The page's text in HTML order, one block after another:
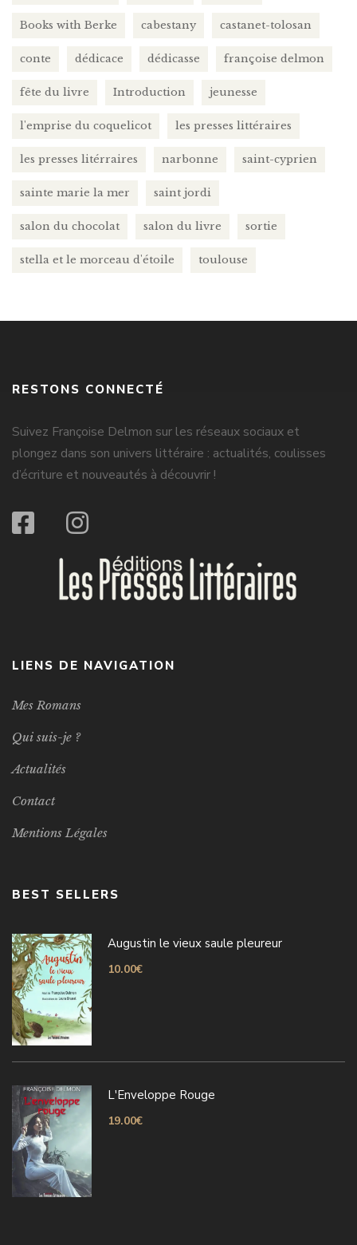
Books with Berke cabestany castanet-tolosan
conte dédicace dédicasse françoise delmon
fête du livre Introduction jeunesse
l'emprise du coquelicot les presses littéraires
les presses litérraires narbonne saint-cyprien
sainte marie la mer saint jordi
salon du chocolat salon du livre sortie
stella et le morceau d'étoile toulouse
RESTONS CONNECTÉ
Suivez Françoise Delmon sur les réseaux sociaux et
plongez dans son univers littéraire : actualités, coulisses
d’écriture et nouveautés à découvrir !
LIENS DE NAVIGATION
Mes Romans
Qui suis-je ?
Actualités
Contact
Mentions Légales
BEST SELLERS
Augustin le vieux saule pleureur
10.00€
L'Enveloppe Rouge
19.00€